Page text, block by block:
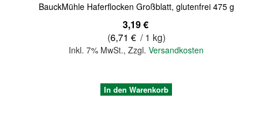
BauckMühle Haferflocken Großblatt, glutenfrei 475 g
3,19 €
(6,71 € / 1 kg)
Inkl. 7% MwSt.,Zzgl.Versandkosten
In den Warenkorb